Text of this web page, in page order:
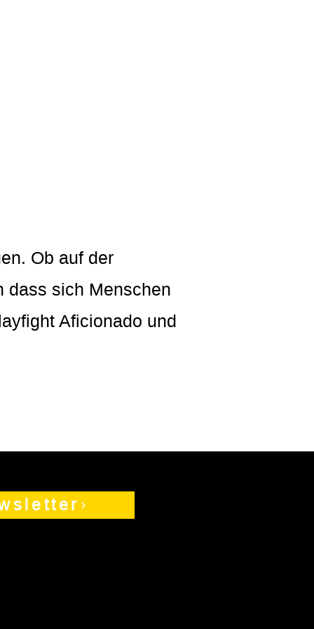
Ob auf der
dass sich Menschen
Aficionado und